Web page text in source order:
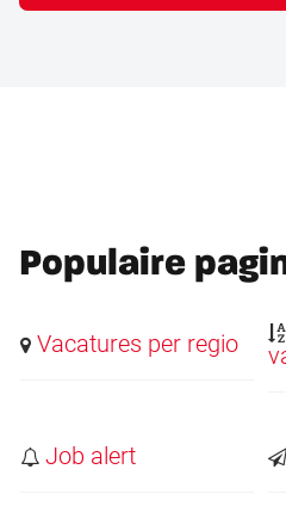
Populaire
Vacatures per regio
Job alert